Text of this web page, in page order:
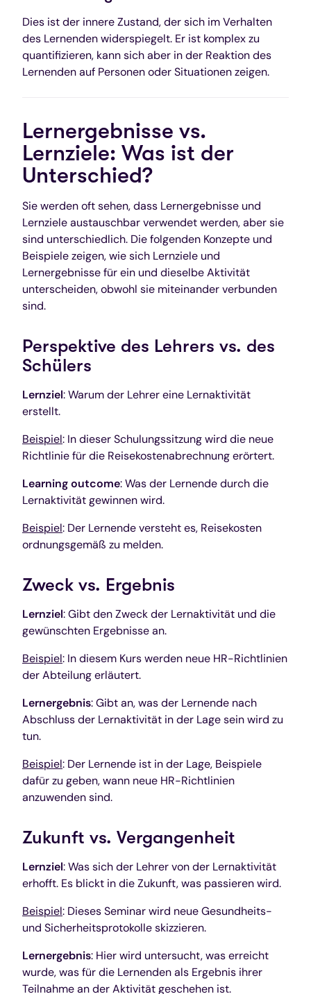
Dies ist der innere Zustand, der sich im Verhalten
des Lernenden widerspiegelt. Er ist komplex zu
quantifizieren, kann sich aber in der Reaktion des
Lernenden auf Personen oder Situationen zeigen.
Lernergebnisse vs.
Lernziele: Was ist der
Unterschied?
Sie werden oft sehen, dass Lernergebnisse und
Lernziele austauschbar verwendet werden, aber sie
sind unterschiedlich. Die folgenden Konzepte und
Beispiele zeigen, wie sich Lernziele und
Lernergebnisse für ein und dieselbe Aktivität
unterscheiden, obwohl sie miteinander verbunden
sind.
Perspektive des Lehrers vs. des
Schülers
Lernziel: Warum der Lehrer eine Lernaktivität
erstellt.
Beispiel: In dieser Schulungssitzung wird die neue
Richtlinie für die Reisekostenabrechnung erörtert.
Learning outcome: Was der Lernende durch die
Lernaktivität gewinnen wird.
Beispiel: Der Lernende versteht es, Reisekosten
ordnungsgemäß zu melden.
Zweck vs. Ergebnis
Lernziel: Gibt den Zweck der Lernaktivität und die
gewünschten Ergebnisse an.
Beispiel: In diesem Kurs werden neue HR-Richtlinien
der Abteilung erläutert.
Lernergebnis: Gibt an, was der Lernende nach
Abschluss der Lernaktivität in der Lage sein wird zu
tun.
Beispiel: Der Lernende ist in der Lage, Beispiele
dafür zu geben, wann neue HR-Richtlinien
anzuwenden sind.
Zukunft vs. Vergangenheit
Lernziel: Was sich der Lehrer von der Lernaktivität
erhofft. Es blickt in die Zukunft, was passieren wird.
Beispiel: Dieses Seminar wird neue Gesundheits-
und Sicherheitsprotokolle skizzieren.
Lernergebnis: Hier wird untersucht, was erreicht
wurde, was für die Lernenden als Ergebnis ihrer
Teilnahme an der Aktivität geschehen ist.